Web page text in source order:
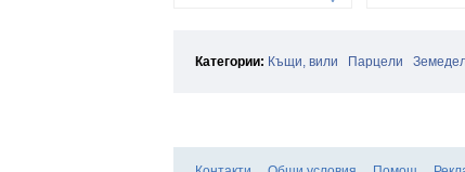
Категории: Къщи, вили Парцели